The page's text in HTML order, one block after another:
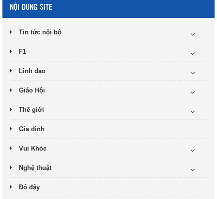
NỘI DUNG SITE
Tin tức nội bộ
F1
Linh đạo
Giáo Hội
Thế giới
Gia đình
Vui Khỏe
Nghệ thuật
Đó đây